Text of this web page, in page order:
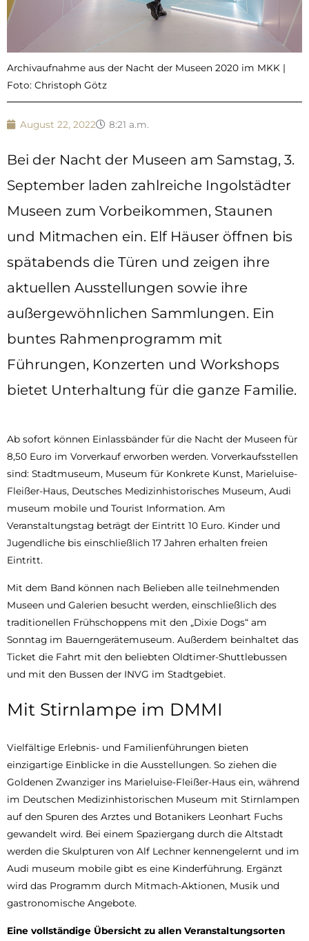
Archivaufnahme aus der Nacht der Museen 2020 im MKK |
Foto: Christoph Götz
August 22, 2022 8:21 a.m.
Bei der Nacht der Museen am Samstag, 3.
September laden zahlreiche Ingolstädter
Museen zum Vorbeikommen, Staunen
und Mitmachen ein. Elf Häuser öffnen bis
spätabends die Türen und zeigen ihre
aktuellen Ausstellungen sowie ihre
außergewöhnlichen Sammlungen. Ein
buntes Rahmenprogramm mit
Führungen, Konzerten und Workshops
bietet Unterhaltung für die ganze Familie.
Ab sofort können Einlassbänder für die Nacht der Museen für
8,50 Euro im Vorverkauf erworben werden. Vorverkaufsstellen
sind: Stadtmuseum, Museum für Konkrete Kunst, Marieluise-
Fleißer-Haus, Deutsches Medizinhistorisches Museum, Audi
museum mobile und Tourist Information. Am
Veranstaltungstag beträgt der Eintritt 10 Euro. Kinder und
Jugendliche bis einschließlich 17 Jahren erhalten freien
Eintritt.
Mit dem Band können nach Belieben alle teilnehmenden
Museen und Galerien besucht werden, einschließlich des
traditionellen Frühschoppens mit den „Dixie Dogs“ am
Sonntag im Bauerngerätemuseum. Außerdem beinhaltet das
Ticket die Fahrt mit den beliebten Oldtimer-Shuttlebussen
und mit den Bussen der INVG im Stadtgebiet.
Mit Stirnlampe im DMMI
Vielfältige Erlebnis- und Familienführungen bieten
einzigartige Einblicke in die Ausstellungen. So ziehen die
Goldenen Zwanziger ins Marieluise-Fleißer-Haus ein, während
im Deutschen Medizinhistorischen Museum mit Stirnlampen
auf den Spuren des Arztes und Botanikers Leonhart Fuchs
gewandelt wird. Bei einem Spaziergang durch die Altstadt
werden die Skulpturen von Alf Lechner kennengelernt und im
Audi museum mobile gibt es eine Kinderführung. Ergänzt
wird das Programm durch Mitmach-Aktionen, Musik und
gastronomische Angebote.
Eine vollständige Übersicht zu allen Veranstaltungsorten